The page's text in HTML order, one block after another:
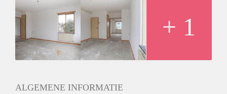
Kaal
+ 1
ALGEMENE INFORMATIE